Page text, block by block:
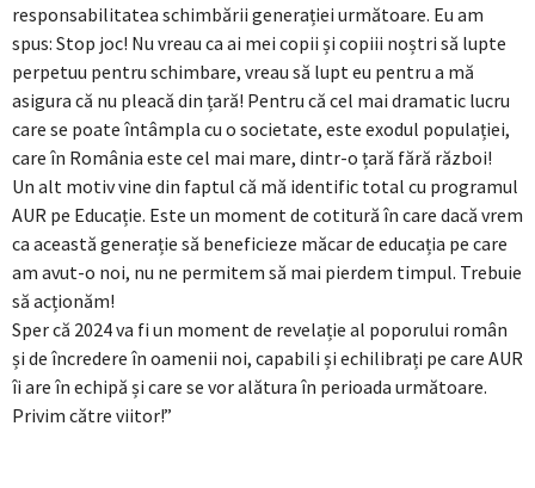
responsabilitatea schimbării generației următoare. Eu am
spus: Stop joc! Nu vreau ca ai mei copii și copiii noștri să lupte
perpetuu pentru schimbare, vreau să lupt eu pentru a mă
asigura că nu pleacă din țară! Pentru că cel mai dramatic lucru
care se poate întâmpla cu o societate, este exodul populației,
care în România este cel mai mare, dintr-o țară fără război!
Un alt motiv vine din faptul că mă identific total cu programul
AUR pe Educație. Este un moment de cotitură în care dacă vrem
ca această generație să beneficieze măcar de educația pe care
am avut-o noi, nu ne permitem să mai pierdem timpul. Trebuie
să acționăm!
Sper că 2024 va fi un moment de revelație al poporului român
și de încredere în oamenii noi, capabili și echilibrați pe care AUR
îi are în echipă și care se vor alătura în perioada următoare.
Privim către viitor!”